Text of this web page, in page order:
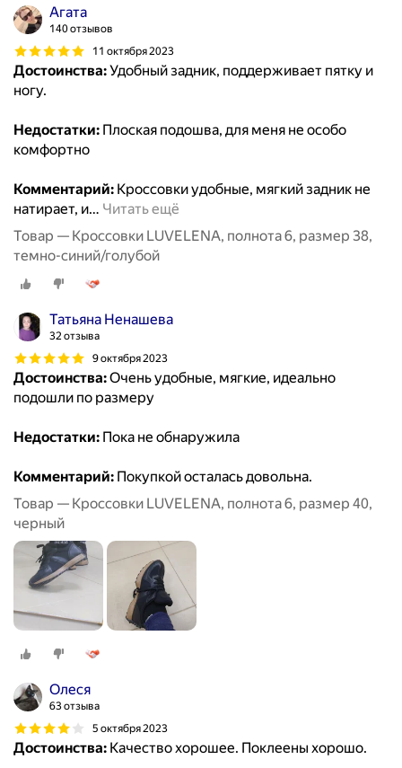
Агата
140 отзывов
11 октября 2023
Достоинства:Удобный задник, поддерживает пятку и
ногу.
Недостатки: Плоская подошва, для меня не особо
комфортно
Комментарий: Кроссовки удобные, мягкий задник не
натирает, и… Читать ещё
Товар — Кроссовки LUVELENA, полнота 6, размер 38,
темно-синий/голубой
Татьяна Ненашева
32 отзыва
9 октября 2023
Достоинства:Очень удобные, мягкие, идеально
подошли по размеру
Недостатки: Пока не обнаружила
Комментарий: Покупкой осталась довольна.
Товар — Кроссовки LUVELENA, полнота 6, размер 40,
черный
Oлеся
63 отзыва
5 октября 2023
Достоинства: Качество хорошее. Поклеены хорошо.